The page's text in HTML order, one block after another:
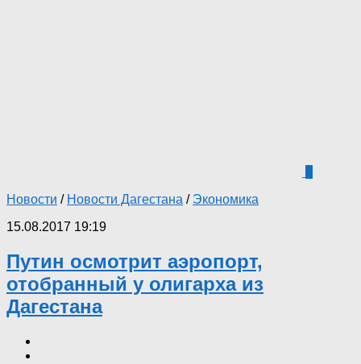
Новости / Новости Дагестана / Экономика
15.08.2017 19:19
Путин осмотрит аэропорт,
отобранный у олигарха из
Дагестана